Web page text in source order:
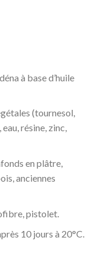
à base d’huile
(tournesol,
résine, zinc,
en plâtre,
anciennes
pistolet.
10 jours à 20°C.